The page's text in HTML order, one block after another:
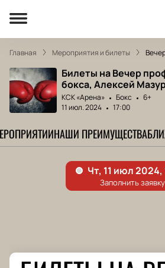
Главная Мероприятия и билеты
Билеты на Вечер
бокса, Алексей
КСК «Арена» Бокс
6+
11 июл. 2024
17:00
НАШИ ПРЕИМУЩЕСТВА